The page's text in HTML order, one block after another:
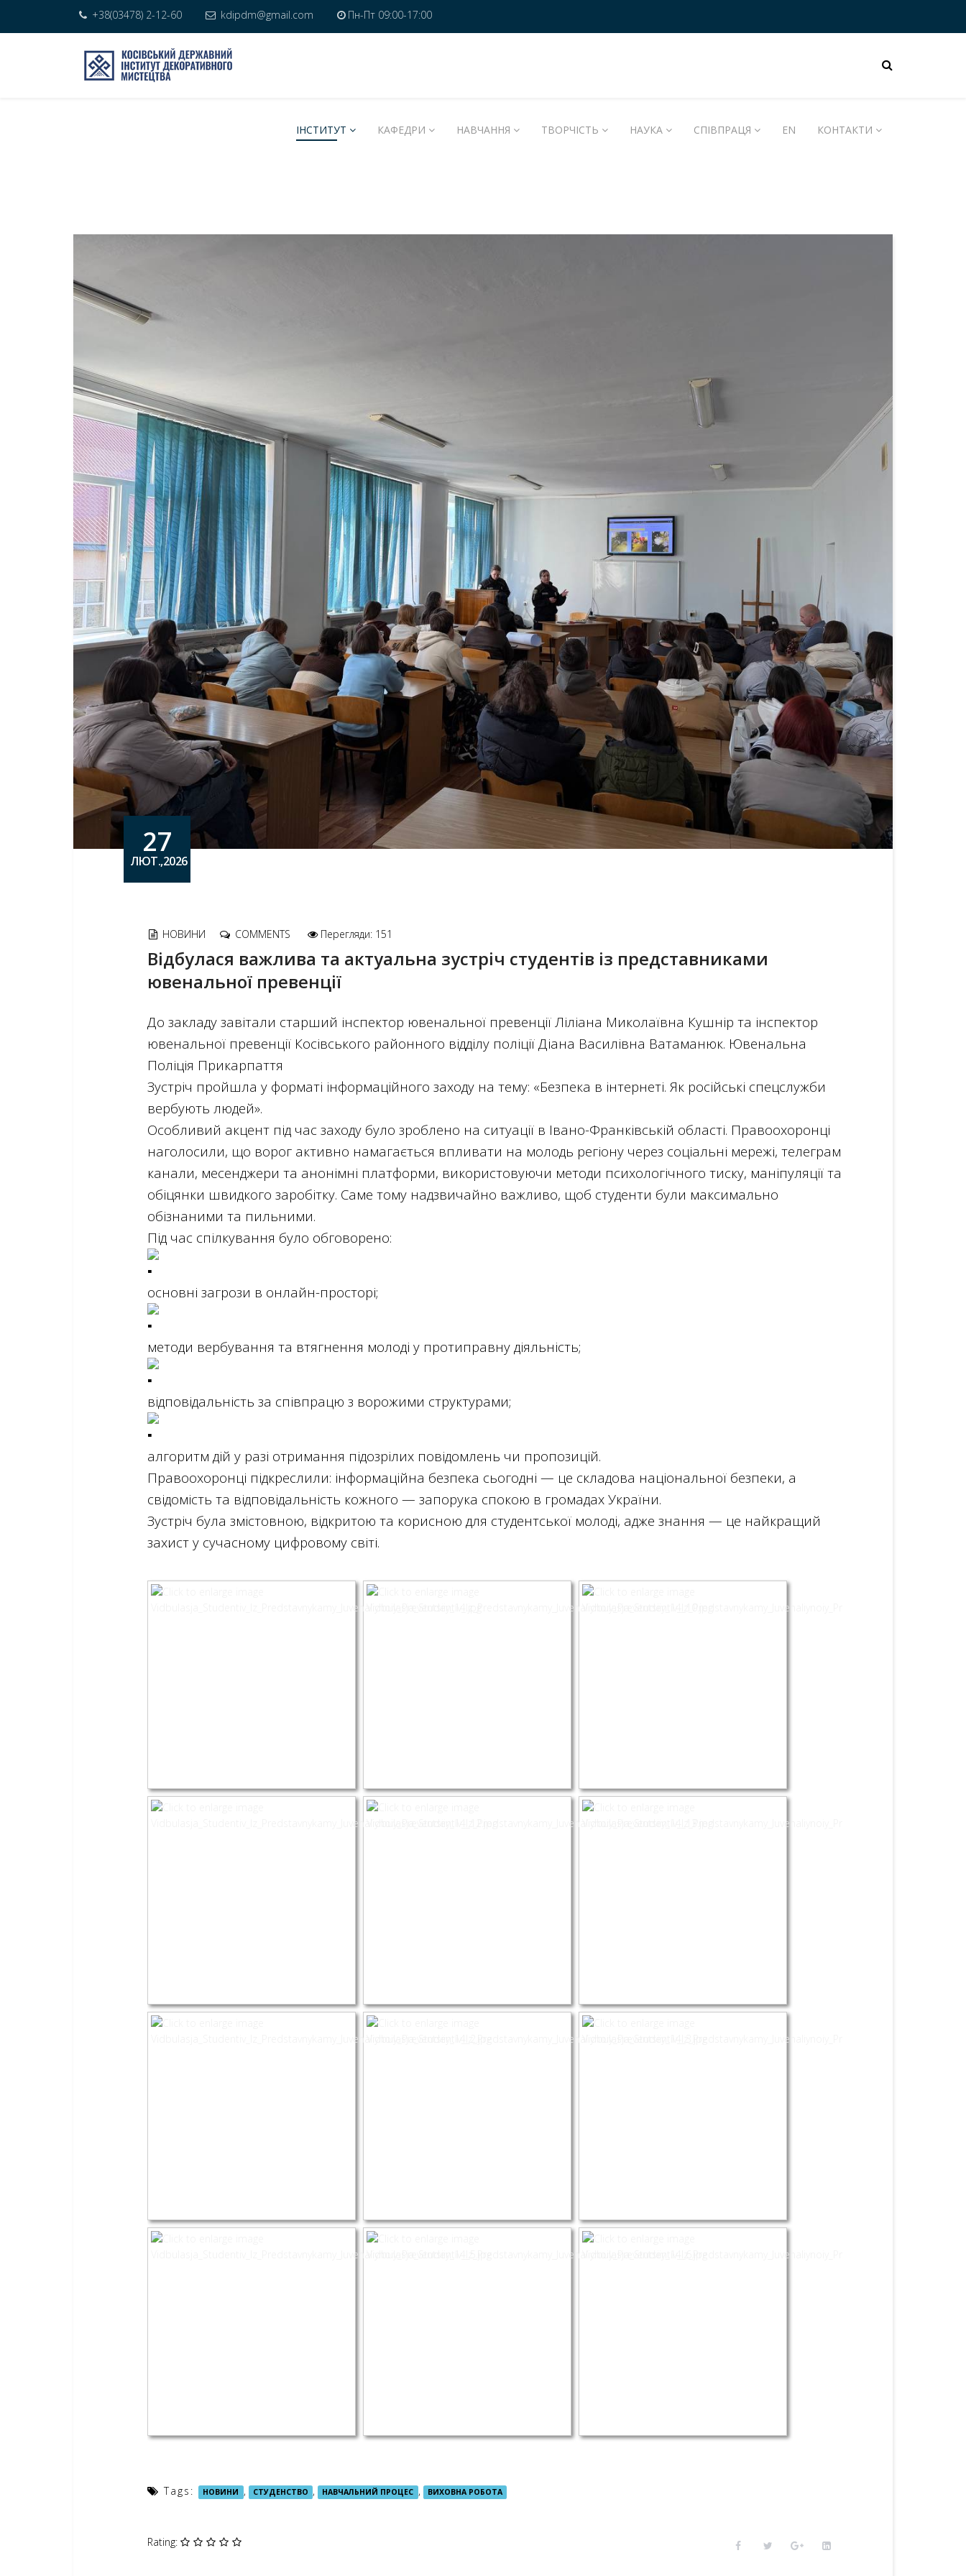
+38(03478) 2-12-60 kdipdm@gmail.com Пн-Пт 09:00-17:00
ІНСТИТУТ КАФЕДРИ НАВЧАННЯ ТВОРЧІСТЬ НАУКА СПІВПРАЦЯ EN КОНТАКТИ
27
ЛЮТ.,2026
НОВИНИ COMMENTS Перегляди: 151
Відбулася важлива та актуальна зустріч студентів із представниками
ювенальної превенції
До закладу завітали старший інспектор ювенальної превенції Ліліана Миколаївна Кушнір та інспектор
ювенальної превенції Косівського районного відділу поліції Діана Василівна Ватаманюк. Ювенальна
Поліція Прикарпаття
Зустріч пройшла у форматі інформаційного заходу на тему: «Безпека в інтернеті. Як російські спецслужби
вербують людей».
Особливий акцент під час заходу було зроблено на ситуації в Івано-Франківській області. Правоохоронці
наголосили, що ворог активно намагається впливати на молодь регіону через соціальні мережі, телеграм
канали, месенджери та анонімні платформи, використовуючи методи психологічного тиску, маніпуляції та
обіцянки швидкого заробітку. Саме тому надзвичайно важливо, щоб студенти були максимально
обізнаними та пильними.
Під час спілкування було обговорено:
основні загрози в онлайн-просторі;
методи вербування та втягнення молоді у протиправну діяльність;
відповідальність за співпрацю з ворожими структурами;
алгоритм дій у разі отримання підозрілих повідомлень чи пропозицій.
Правоохоронці підкреслили: інформаційна безпека сьогодні — це складова національної безпеки, а
свідомість та відповідальність кожного — запорука спокою в громадах України.
Зустріч була змістовною, відкритою та корисною для студентської молоді, адже знання — це найкращий
захист у сучасному цифровому світі.
Tags: НОВИНИ , СТУДЕНСТВО , НАВЧАЛЬНИЙ ПРОЦЕС , ВИХОВНА РОБОТА
Rating: